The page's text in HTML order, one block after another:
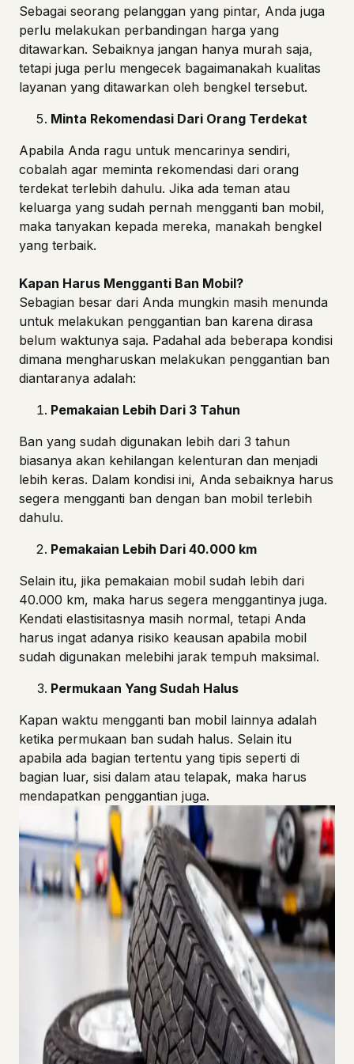
Sebagai seorang pelanggan yang pintar, Anda juga
perlu melakukan perbandingan harga yang
ditawarkan. Sebaiknya jangan hanya murah saja,
tetapi juga perlu mengecek bagaimanakah kualitas
layanan yang ditawarkan oleh bengkel tersebut.
Minta Rekomendasi Dari Orang Terdekat
Apabila Anda ragu untuk mencarinya sendiri,
cobalah agar meminta rekomendasi dari orang
terdekat terlebih dahulu. Jika ada teman atau
keluarga yang sudah pernah mengganti ban mobil,
maka tanyakan kepada mereka, manakah bengkel
yang terbaik.
Kapan Harus Mengganti Ban Mobil?
Sebagian besar dari Anda mungkin masih menunda
untuk melakukan penggantian ban karena dirasa
belum waktunya saja. Padahal ada beberapa kondisi
dimana mengharuskan melakukan penggantian ban
diantaranya adalah:
Pemakaian Lebih Dari 3 Tahun
Ban yang sudah digunakan lebih dari 3 tahun
biasanya akan kehilangan kelenturan dan menjadi
lebih keras. Dalam kondisi ini, Anda sebaiknya harus
segera mengganti ban dengan ban mobil terlebih
dahulu.
Pemakaian Lebih Dari 40.000 km
Selain itu, jika pemakaian mobil sudah lebih dari
40.000 km, maka harus segera menggantinya juga.
Kendati elastisitasnya masih normal, tetapi Anda
harus ingat adanya risiko keausan apabila mobil
sudah digunakan melebihi jarak tempuh maksimal.
Permukaan Yang Sudah Halus
Kapan waktu mengganti ban mobil lainnya adalah
ketika permukaan ban sudah halus. Selain itu
apabila ada bagian tertentu yang tipis seperti di
bagian luar, sisi dalam atau telapak, maka harus
mendapatkan penggantian juga.